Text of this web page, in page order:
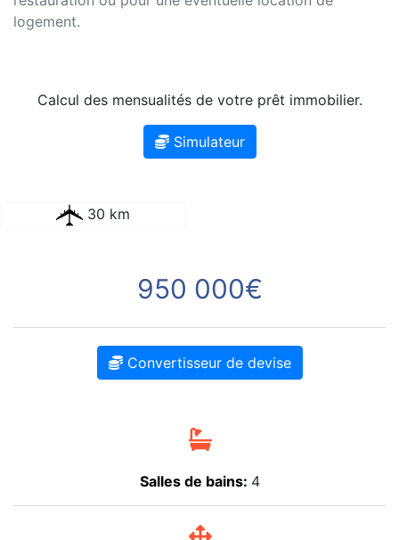
logement.
Calcul des mensualités de votre prêt immobilier.
Simulateur
30 km
950 000€
Convertisseur de devise
Salles de bains: 4